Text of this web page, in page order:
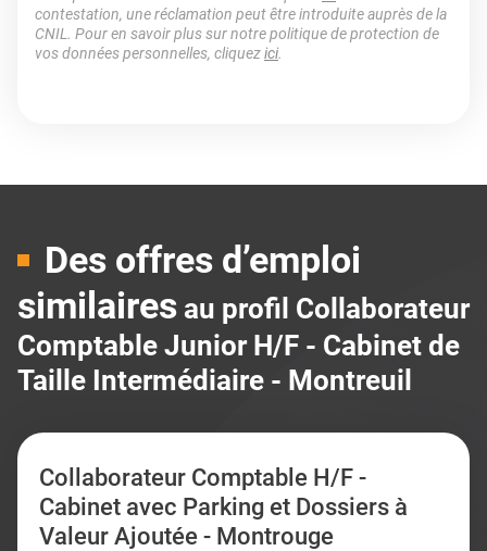
contestation, une réclamation peut être introduite auprès de la
CNIL. Pour en savoir plus sur notre politique de protection de
vos données personnelles, cliquezici.
Des offres d’emploi
similaires au profil Collaborateur
Comptable Junior H/F - Cabinet de
Taille Intermédiaire - Montreuil
Collaborateur Comptable H/F -
Cabinet avec Parking et Dossiers à
Valeur Ajoutée - Montrouge